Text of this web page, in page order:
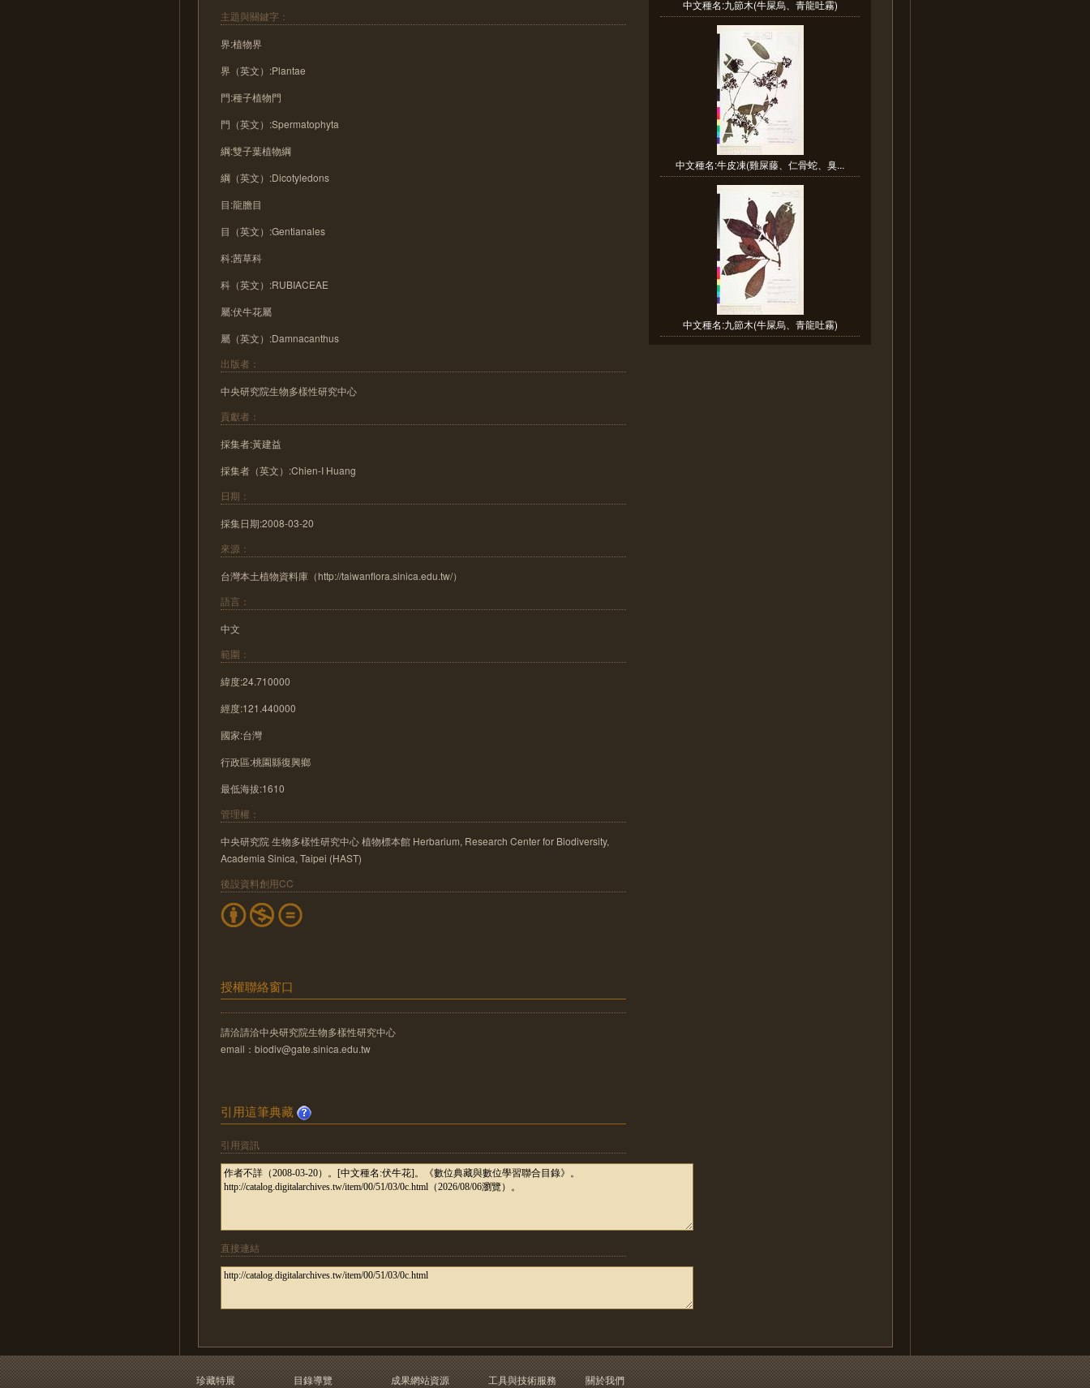
主題與關鍵字：
界:植物界
界（英文）:Plantae
門:種子植物門
門（英文）:Spermatophyta
綱:雙子葉植物綱
綱（英文）:Dicotyledons
目:龍膽目
目（英文）:Gentianales
科:茜草科
科（英文）:RUBIACEAE
屬:伏牛花屬
屬（英文）:Damnacanthus
出版者：
中央研究院生物多樣性研究中心
貢獻者：
採集者:黃建益
採集者（英文）:Chien-I Huang
日期：
採集日期:2008-03-20
來源：
台灣本土植物資料庫（http://taiwanflora.sinica.edu.tw/）
語言：
中文
範圍：
緯度:24.710000
經度:121.440000
國家:台灣
行政區:桃園縣復興鄉
最低海拔:1610
管理權：
中央研究院 生物多樣性研究中心 植物標本館 Herbarium, Research Center for Biodiversity,
Academia Sinica, Taipei (HAST)
後設資料創用CC
授權聯絡窗口
請洽請洽中央研究院生物多樣性研究中心
email：biodiv@gate.sinica.edu.tw
引用這筆典藏
引用資訊
直接連結
中文種名:九節木(牛屎烏、青龍吐霧)
中文種名:牛皮凍(雞屎藤、仁骨蛇、臭...
中文種名:九節木(牛屎烏、青龍吐霧)
珍藏特展 目錄導覽 成果網站資源 工具與技術服務 關於我們